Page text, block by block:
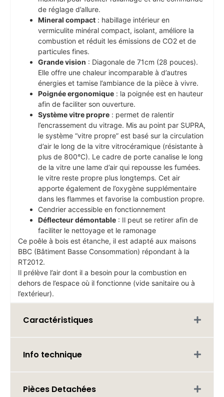
de réglage d’allure.
Mineral compact : habillage intérieur en
vermiculite minéral compact, isolant, améliore la
combustion et réduit les émissions de CO2 et de
particules fines.
Grande vision : Diagonale de 71cm (28 pouces).
Elle offre une chaleur incomparable à d’autres
énergies et tamise l’ambiance de la pièce à vivre.
Poignée ergonomique : la poignée est en hauteur
afin de faciliter son ouverture.
Système vitre propre : permet de ralentir
l’encrassement du vitrage. Mis au point par SUPRA,
le système “vitre propre” est basé sur la circulation
d’air le long de la vitre vitrocéramique (résistante à
plus de 800°C). Le cadre de porte canalise le long
de la vitre une lame d’air qui repousse les fumées.
le vitre reste propre plus longtemps. Cet air
apporte également de l’oxygène supplémentaire
dans les flammes et favorise la combustion propre.
Cendrier accessible en fonctionnement
Déflecteur démontable : Il peut se retirer afin de
faciliter le nettoyage et le ramonage
Ce poêle à bois est étanche, il est adapté aux maisons
BBC (Bâtiment Basse Consommation) répondant à la
RT2012.
Il prélève l’air dont il a besoin pour la combustion en
dehors de l’espace où il fonctionne (vide sanitaire ou à
l’extérieur).
Caractéristiques
Info technique
Pièces Detachées